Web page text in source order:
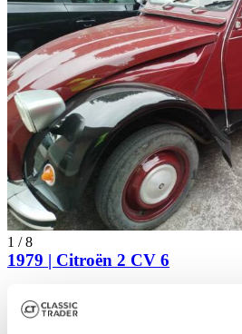
1 /8
1979 | Citroën 2 CV 6
Citroën 2CV6 Charleston | 1979 |
auction. Estimate 4500 EUR